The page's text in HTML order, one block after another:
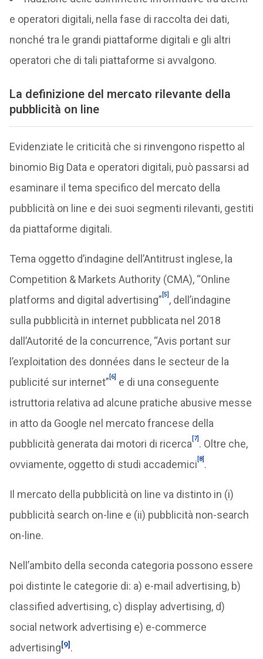
e operatori digitali, nella fase di raccolta dei dati,
nonché tra le grandi piattaforme digitali e gli altri
operatori che di tali piattaforme si avvalgono.
La definizione del mercato rilevante della
pubblicità on line
Evidenziate le criticità che si rinvengono rispetto al
binomio Big Data e operatori digitali, può passarsi ad
esaminare il tema specifico del mercato della
pubblicità on line e dei suoi segmenti rilevanti, gestiti
da piattaforme digitali.
Tema oggetto d’indagine dell’Antitrust inglese, la
Competition & Markets Authority (CMA), “Online
platforms and digital advertising” [5] , dell’indagine
sulla pubblicità in internet pubblicata nel 2018
dall’Autorité de la concurrence, “Avis portant sur
l’exploitation des données dans le secteur de la
publicité sur internet” [6]
e di una conseguente
istruttoria relativa ad alcune pratiche abusive messe
in atto da Google nel mercato francese della
pubblicità generata dai motori di ricerca [7] . Oltre che,
ovviamente, oggetto di studi accademici [8] .
Il mercato della pubblicità on line va distinto in (i)
pubblicità search on-line e (ii) pubblicità non-search
on-line.
Nell’ambito della seconda categoria possono essere
poi distinte le categorie di: a) e-mail advertising, b)
classified advertising, c) display advertising, d)
social network advertising e) e-commerce
advertising[9] .